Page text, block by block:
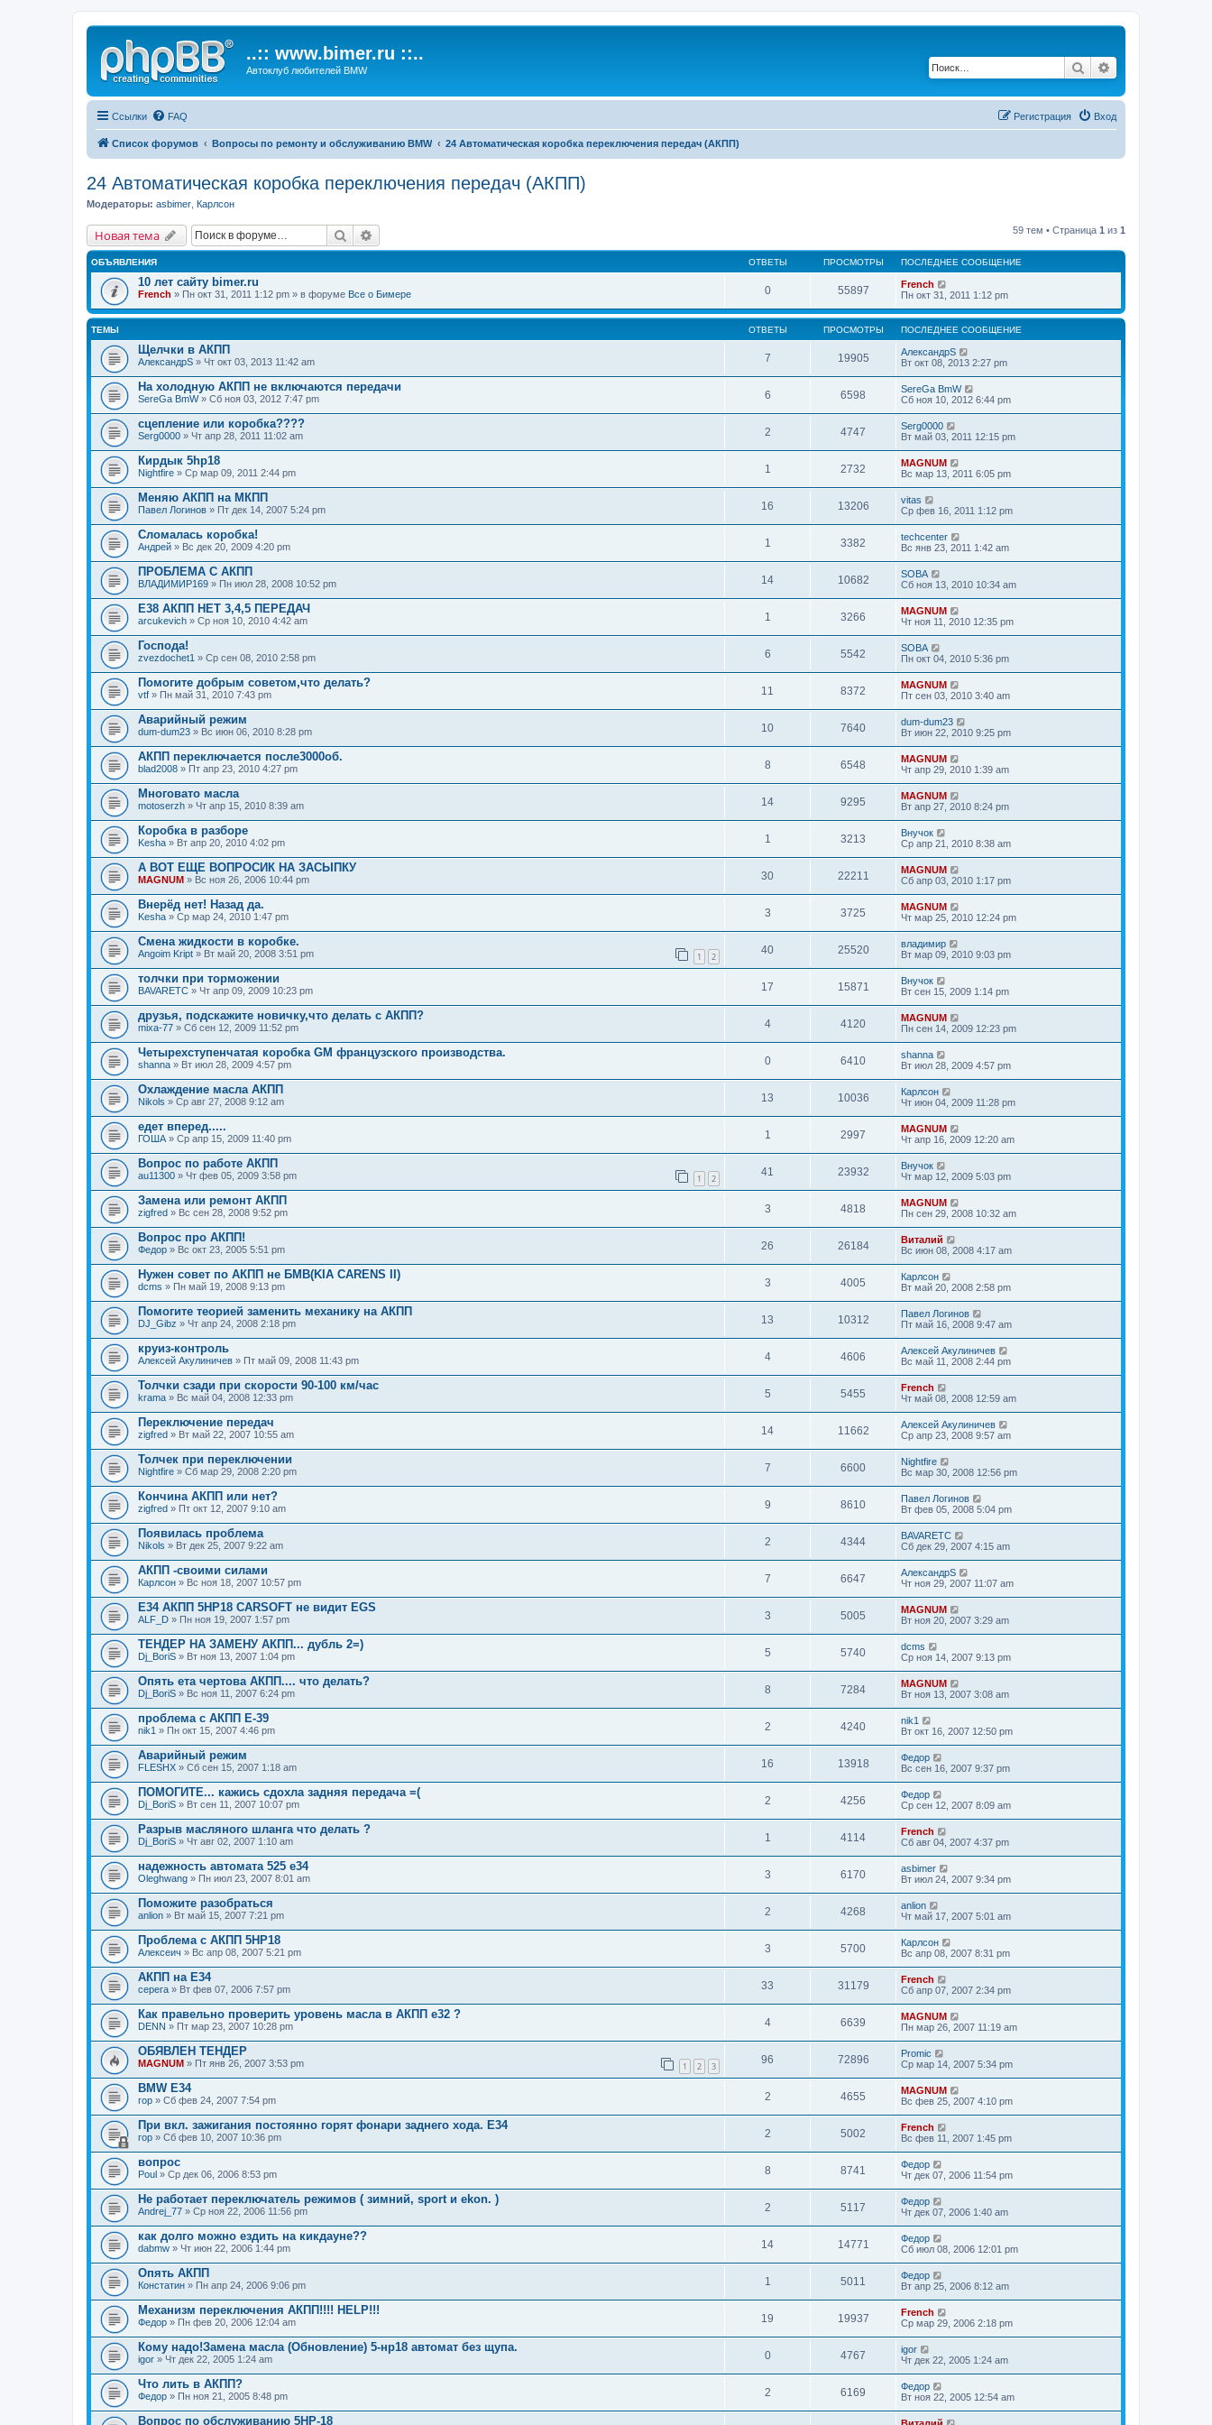
..:: www.bimer.ru ::..
Автоклуб любителей BMW Поиск
Ссылки FAQ Вход
Регистрация
Список форумов Вопросы по ремонту и обслуживанию BMW 24 Автоматическая коробка переключения передач (АКПП)
24 Автоматическая коробка переключения передач (АКПП)
Модераторы: asbimer Карлсон
Новая тема Поиск 59 тем • Страница 1 из 1
ОБЪЯВЛЕНИЯ ОТВЕТЫ ПРОСМОТРЫ ПОСЛЕДНЕЕ СООБЩЕНИЕ
10 лет сайту bimer.ru
French » Пн окт 31, 2011 1:12 pm » в форуме Все о Бимере 0 55897
French
Пн окт 31, 2011 1:12 pm
ТЕМЫ ОТВЕТЫ ПРОСМОТРЫ ПОСЛЕДНЕЕ СООБЩЕНИЕ
Щелчки в АКПП
АлександрS » Чт окт 03, 2013 11:42 am 7 19905
АлександрS
Вт окт 08, 2013 2:27 pm
На холодную АКПП не включаются передачи
SereGa BmW» Сб ноя 03, 2012 7:47 pm 6 6598
SereGa BmW
Сб ноя 10, 2012 6:44 pm
сцепление или коробка????
Serg0000 » Чт апр 28, 2011 11:02 am 2 4747
Serg0000
Вт май 03, 2011 12:15 pm
Кирдык 5hp18
Nightfire » Ср мар 09, 2011 2:44 pm 1 2732
MAGNUM
Вс мар 13, 2011 6:05 pm
Меняю АКПП на МКПП
Павел Логинов » Пт дек 14, 2007 5:24 pm 16 13206
vitas
Ср фев 16, 2011 1:12 pm
Сломалась коробка!
Андрей » Вс дек 20, 2009 4:20 pm 1 3382
techcenter
Вс янв 23, 2011 1:42 am
ПРОБЛЕМА С АКПП
ВЛАДИМИР169 » Пн июл 28, 2008 10:52 pm 14 10682
SOBA
Сб ноя 13, 2010 10:34 am
Е38 АКПП НЕТ 3,4,5 ПЕРЕДАЧ
arcukevich » Ср ноя 10, 2010 4:42 am 1 3266
MAGNUM
Чт ноя 11, 2010 12:35 pm
Господа!
zvezdochet1 » Ср сен 08, 2010 2:58 pm 6 5542
SOBA
Пн окт 04, 2010 5:36 pm
Помогите добрым советом,что делать?
vtf » Пн май 31, 2010 7:43 pm 11 8372
MAGNUM
Пт сен 03, 2010 3:40 am
Аварийный режим
dum-dum23 » Вс июн 06, 2010 8:28 pm 10 7640
dum-dum23
Вт июн 22, 2010 9:25 pm
АКПП переключается после3000об.
blad2008 » Пт апр 23, 2010 4:27 pm 8 6548
MAGNUM
Чт апр 29, 2010 1:39 am
Многовато масла
motoserzh » Чт апр 15, 2010 8:39 am 14 9295
MAGNUM
Вт апр 27, 2010 8:24 pm
Коробка в разборе
Kesha » Вт апр 20, 2010 4:02 pm 1 3213
Внучок
Ср апр 21, 2010 8:38 am
А ВОТ ЕЩЕ ВОПРОСИК НА ЗАСЫПКУ
MAGNUM » Вс ноя 26, 2006 10:44 pm 30 22211
MAGNUM
Сб апр 03, 2010 1:17 pm
Внерёд нет! Назад да.
Kesha » Ср мар 24, 2010 1:47 pm 3 3725
MAGNUM
Чт мар 25, 2010 12:24 pm
Смена жидкости в коробке.
Angoim Kript » Вт май 20, 2008 3:51 pm 1 2
40 25520
владимир
Вт мар 09, 2010 9:03 pm
толчки при торможении
BAVARETC » Чт апр 09, 2009 10:23 pm 17 15871
Внучок
Вт сен 15, 2009 1:14 pm
друзья, подскажите новичку,что делать с АКПП?
mixa-77 » Сб сен 12, 2009 11:52 pm 4 4120
MAGNUM
Пн сен 14, 2009 12:23 pm
Четырехступенчатая коробка GM французского производства.
shanna » Вт июл 28, 2009 4:57 pm 0 6410
shanna
Вт июл 28, 2009 4:57 pm
Охлаждение масла АКПП
Nikols » Ср авг 27, 2008 9:12 am 13 10036
Карлсон
Чт июн 04, 2009 11:28 pm
едет вперед.....
ГОША » Ср апр 15, 2009 11:40 pm 1 2997
MAGNUM
Чт апр 16, 2009 12:20 am
Вопрос по работе АКПП
au11300 » Чт фев 05, 2009 3:58 pm 1 2
41 23932
Внучок
Чт мар 12, 2009 5:03 pm
Замена или ремонт АКПП
zigfred » Вс сен 28, 2008 9:52 pm 3 4818
MAGNUM
Пн сен 29, 2008 10:32 am
Вопрос про АКПП!
Федор » Вс окт 23, 2005 5:51 pm 26 26184
Виталий
Вс июн 08, 2008 4:17 am
Нужен совет по АКПП не БМВ(KIA CARENS II)
dcms » Пн май 19, 2008 9:13 pm 3 4005
Карлсон
Вт май 20, 2008 2:58 pm
Помогите теорией заменить механику на АКПП
DJ_Gibz » Чт апр 24, 2008 2:18 pm 13 10312
Павел Логинов
Пт май 16, 2008 9:47 am
круиз-контроль
Алексей Акулиничев » Пт май 09, 2008 11:43 pm 4 4606
Алексей Акулиничев
Вс май 11, 2008 2:44 pm
Толчки сзади при скорости 90-100 км/час
krama » Вс май 04, 2008 12:33 pm 5 5455
French
Чт май 08, 2008 12:59 am
Переключение передач
zigfred » Вт май 22, 2007 10:55 am 14 11662
Алексей Акулиничев
Ср апр 23, 2008 9:57 am
Толчек при переключении
Nightfire » Сб мар 29, 2008 2:20 pm 7 6600
Nightfire
Вс мар 30, 2008 12:56 pm
Кончина АКПП или нет?
zigfred » Пт окт 12, 2007 9:10 am 9 8610
Павел Логинов
Вт фев 05, 2008 5:04 pm
Появилась проблема
Nikols » Вт дек 25, 2007 9:22 am 2 4344
BAVARETC
Сб дек 29, 2007 4:15 am
АКПП -своими силами
Карлсон » Вс ноя 18, 2007 10:57 pm 7 6647
АлександрS
Чт ноя 29, 2007 11:07 am
E34 АКПП 5HP18 CARSOFT не видит EGS
ALF_D » Пн ноя 19, 2007 1:57 pm 3 5005
MAGNUM
Вт ноя 20, 2007 3:29 am
ТЕНДЕР НА ЗАМЕНУ АКПП... дубль 2=)
Dj_BoriS » Вт ноя 13, 2007 1:04 pm 5 5740
dcms
Ср ноя 14, 2007 9:13 pm
Опять ета чертова АКПП.... что делать?
Dj_BoriS » Вс ноя 11, 2007 6:24 pm 8 7284
MAGNUM
Вт ноя 13, 2007 3:08 am
проблема с АКПП Е-39
nik1 » Пн окт 15, 2007 4:46 pm 2 4240
nik1
Вт окт 16, 2007 12:50 pm
Аварийный режим
FLESHX » Сб сен 15, 2007 1:18 am 16 13918
Федор
Вс сен 16, 2007 9:37 pm
ПОМОГИТЕ... кажись сдохла задняя передача =(
Dj_BoriS » Вт сен 11, 2007 10:07 pm 2 4256
Федор
Ср сен 12, 2007 8:09 am
Разрыв масляного шланга что делать ?
Dj_BoriS » Чт авг 02, 2007 1:10 am 1 4114
French
Сб авг 04, 2007 4:37 pm
надежность автомата 525 е34
Oleghwang » Пн июл 23, 2007 8:01 am 3 6170
asbimer
Вт июл 24, 2007 9:34 pm
Поможите разобраться
anlion » Вт май 15, 2007 7:21 pm 2 4268
anlion
Чт май 17, 2007 5:01 am
Проблема с АКПП 5HP18
Алексеич » Вс апр 08, 2007 5:21 pm 3 5700
Карлсон
Вс апр 08, 2007 8:31 pm
АКПП на Е34
серега » Вт фев 07, 2006 7:57 pm 33 31179
French
Сб апр 07, 2007 2:34 pm
Как правельно проверить уровень масла в АКПП е32 ?
DENN » Пт мар 23, 2007 10:28 pm 4 6639
MAGNUM
Пн мар 26, 2007 11:19 am
ОБЯВЛЕН ТЕНДЕР
MAGNUM » Пт янв 26, 2007 3:53 pm 1 2 3
96 72896
Promic
Ср мар 14, 2007 5:34 pm
BMW E34
гор » Сб фев 24, 2007 7:54 pm 2 4655
MAGNUM
Вс фев 25, 2007 4:10 pm
При вкл. зажигания постоянно горят фонари заднего хода. E34
гор » Сб фев 10, 2007 10:36 pm 2 5002
French
Вс фев 11, 2007 1:45 pm
вопрос
Poul » Ср дек 06, 2006 8:53 pm 8 8741
Федор
Чт дек 07, 2006 11:54 pm
Не работает переключатель режимов ( зимний, sport и ekon. )
Andrej_77 » Ср ноя 22, 2006 11:56 pm 2 5117
Федор
Чт дек 07, 2006 1:40 am
как долго можно ездить на кикдауне??
dabmw » Чт июн 22, 2006 1:44 pm 14 14771
Федор
Сб июл 08, 2006 12:01 pm
Опять АКПП
Констатин » Пн апр 24, 2006 9:06 pm 1 5011
Федор
Вт апр 25, 2006 8:12 am
Механизм переключения АКПП!!!! HELP!!!
Федор » Пн фев 20, 2006 12:04 am 19 19937
French
Ср мар 29, 2006 2:18 pm
Кому надо!Замена масла (Обновление) 5-нр18 автомат без щупа.
igor » Чт дек 22, 2005 1:24 am 0 4767
igor
Чт дек 22, 2005 1:24 am
Что лить в АКПП?
Федор » Пн ноя 21, 2005 8:48 pm 2 6169
Федор
Вт ноя 22, 2005 12:54 am
Вопрос по обслуживанию 5HP-18